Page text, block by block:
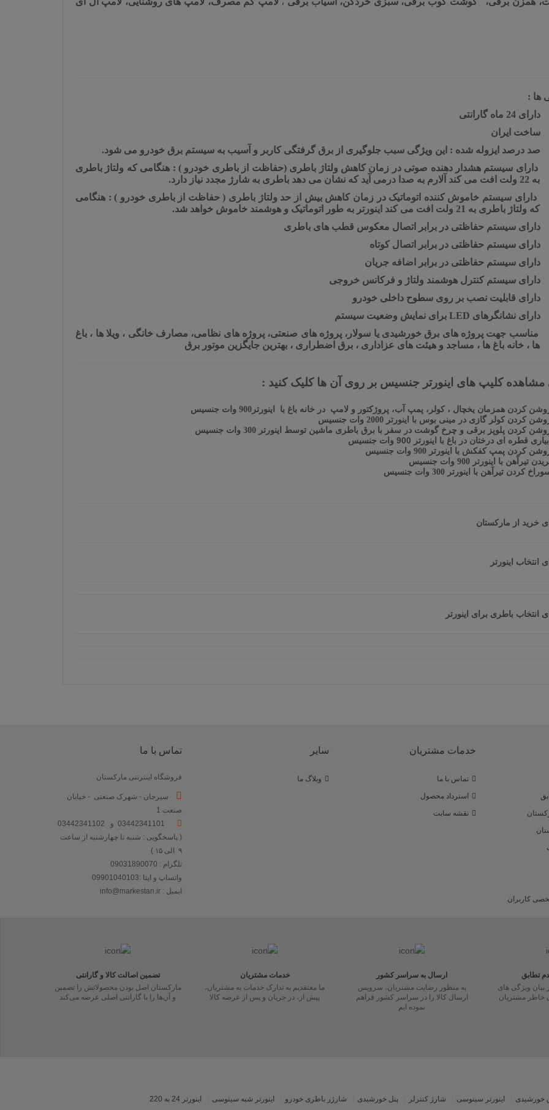
ها :
دارای 24 ماه گارانتی
ساخت ایران
صد درصد ایزوله شده : این ویژگی سبب جلوگیری از برق گرفتگی کاربر و آسیب به سیستم برق خودرو می شود.
دارای سیستم هشدار دهنده صوتی در زمان کاهش ولتاژ باطری (حفاظت از باطری خودرو ) : هنگامی که ولتاژ باطری
به 22 ولت افت می کند آلارم به صدا درمی آید که نشان می دهد باطری به شارژ مجدد نیاز دارد.
دارای سیستم خاموش کننده اتوماتیک در زمان کاهش بیش از حد ولتاژ باطری ( حفاظت از باطری خودرو ) : هنگامی
که ولتاژ باطری به 21 ولت افت می کند اینورتر به طور اتوماتیک و هوشمند خاموش خواهد شد.
دارای سیستم حفاظتی در برابر اتصال معکوس قطب های باطری
دارای سیستم حفاظتی در برابر اتصال کوتاه
دارای سیستم حفاظتی در برابر اضافه جریان
دارای سیستم کنترل هوشمند ولتاژ و فرکانس خروجی
دارای قابلیت نصب بر روی سطوح داخلی خودرو
دارای نشانگرهای LED برای نمایش وضعیت سیستم
مناسب جهت پروژه های برق خورشیدی یا سولار، پروژه های صنعتی، پروژه های نظامی، مصارف خانگی ، ویلا ها ، باغ
ها ، خانه باغ ها ، مساجد و هیئت های عزاداری ، برق اضطراری ، بهترین جایگزین موتور برق
مشاهده کلیپ های اینورتر جنسیس بر روی آن ها کلیک کنید :
کردن همزمان یخچال ، کولر، پمپ آب، پروژکتور و لامپ در خانه باغ با اینورتر900 وات جنسیس
کردن کولر گازی در مینی بوس با اینورتر 2000 وات جنسیس
کردن پلوپز برقی و چرخ گوشت در سفر با برق باطری ماشین توسط اینورتر 300 وات جنسیس
قطره ای درختان در باغ با اینورتر 900 وات جنسیس
کردن پمپ کفکش با اینورتر 900 وات جنسیس
تیرآهن با اینورتر 900 وات جنسیس
کردن تیرآهن با اینورتر 300 وات جنسیس
خرید از مارکستان
انتخاب اینورتر
انتخاب باطری برای اینورتر
کاربران
خدمات مشتریان
تماس با ما
استرداد محصول
نقشه سایت
سایر
وبلاگ ما
تماس با ما
فروشگاه اینترنتی مارکستان
سیرجان - شهرک صنعتی - خیابان
صنعت 1
( پاسخگویی : شنبه تا چهارشنبه از ساعت
۹ الی ۱۵ )
تلگرام : 09031890070
واتساپ و ایتا :09901040103
ایمیل : info@markestan.ir
تضمین اصالت کالا و گارانتی
مارکستان اصل بودن محصولاتش را تضمین
و آن‌ها را با گارانتی اصلی عرضه می‌کند
خدمات مشتریان
ما معتقدیم به تدارک خدمات به مشتریان،
پیش از، در جریان و پس از عرضه کالا
ارسال به سراسر کشور
به منظور رضایت مشتریان، سرویس
ارسال کالا را در سراسر کشور فراهم
نموده ایم
ویژگی های
خاطر مشتریان
خورشیدی اینورتر سینوسی شارژ کنترلر پنل خورشیدی شارژر باطری خودرو اینورتر شبه سینوسی اینورتر 24 به 220